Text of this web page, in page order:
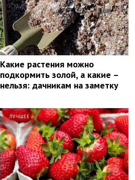
Какие растения можно
подкормить золой, а какие –
нельзя: дачникам на заметку
ЛУЧШЕЕ